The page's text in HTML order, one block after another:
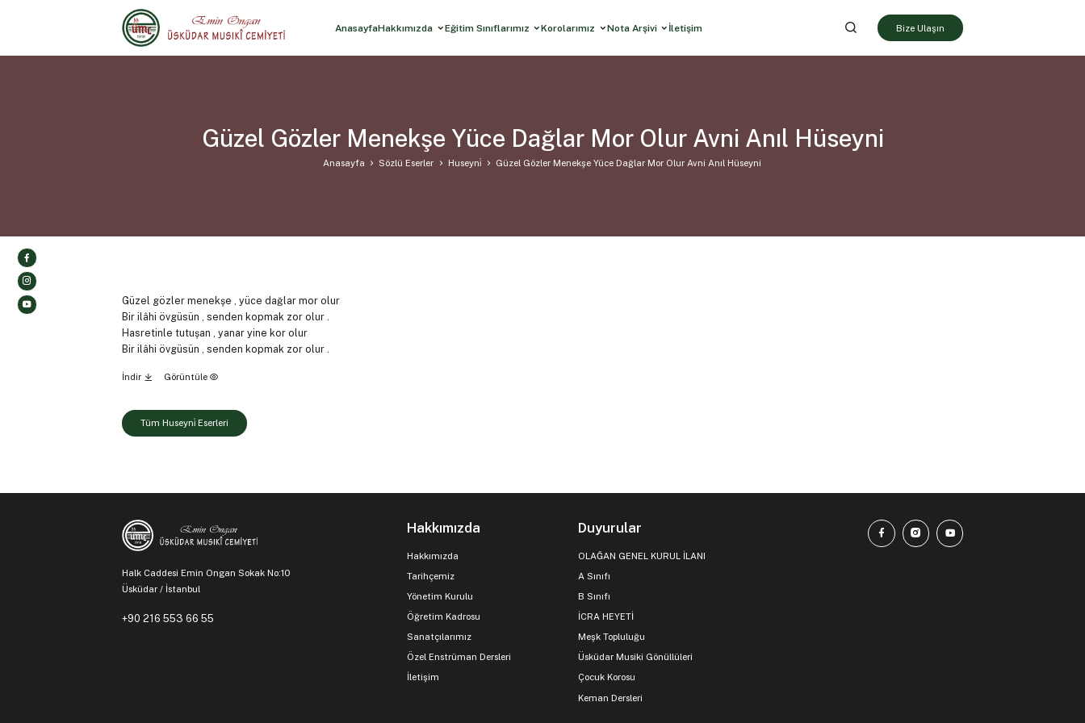
AnasayfaHakkımızda Eğitim Sınıflarımız Korolarımız Nota Arşivi İletişim Bize Ulaşın
Güzel Gözler Menekşe Yüce Dağlar Mor Olur Avni Anıl Hüseyni
Anasayfa Sözlü Eserler Huseyni̇ Güzel Gözler Menekşe Yüce Dağlar Mor Olur Avni Anıl Hüseyni
Güzel gözler menekşe , yüce dağlar mor olur
Bir ilâhi övgüsün , senden kopmak zor olur .
Hasretinle tutuşan , yanar yine kor olur
Bir ilâhi övgüsün , senden kopmak zor olur .
İndir Görüntüle
Tüm Huseyni̇ Eserleri
Halk Caddesi Emin Ongan Sokak No:10
Üsküdar / İstanbul
+90 216 553 66 55
Hakkımızda
Hakkımızda
Tarihçemiz
Yönetim Kurulu
Öğretim Kadrosu
Sanatçılarımız
Özel Enstrüman Dersleri
İletişim
Duyurular
OLAĞAN GENEL KURUL İLANI
A Sınıfı
B Sınıfı
İCRA HEYETİ
Meşk Topluluğu
Üsküdar Musiki Gönüllüleri
Çocuk Korosu
Keman Dersleri